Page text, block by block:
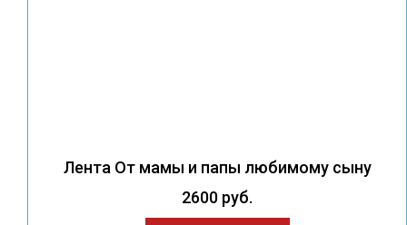
Лента От мамы и папы любимому сыну
2600 руб.